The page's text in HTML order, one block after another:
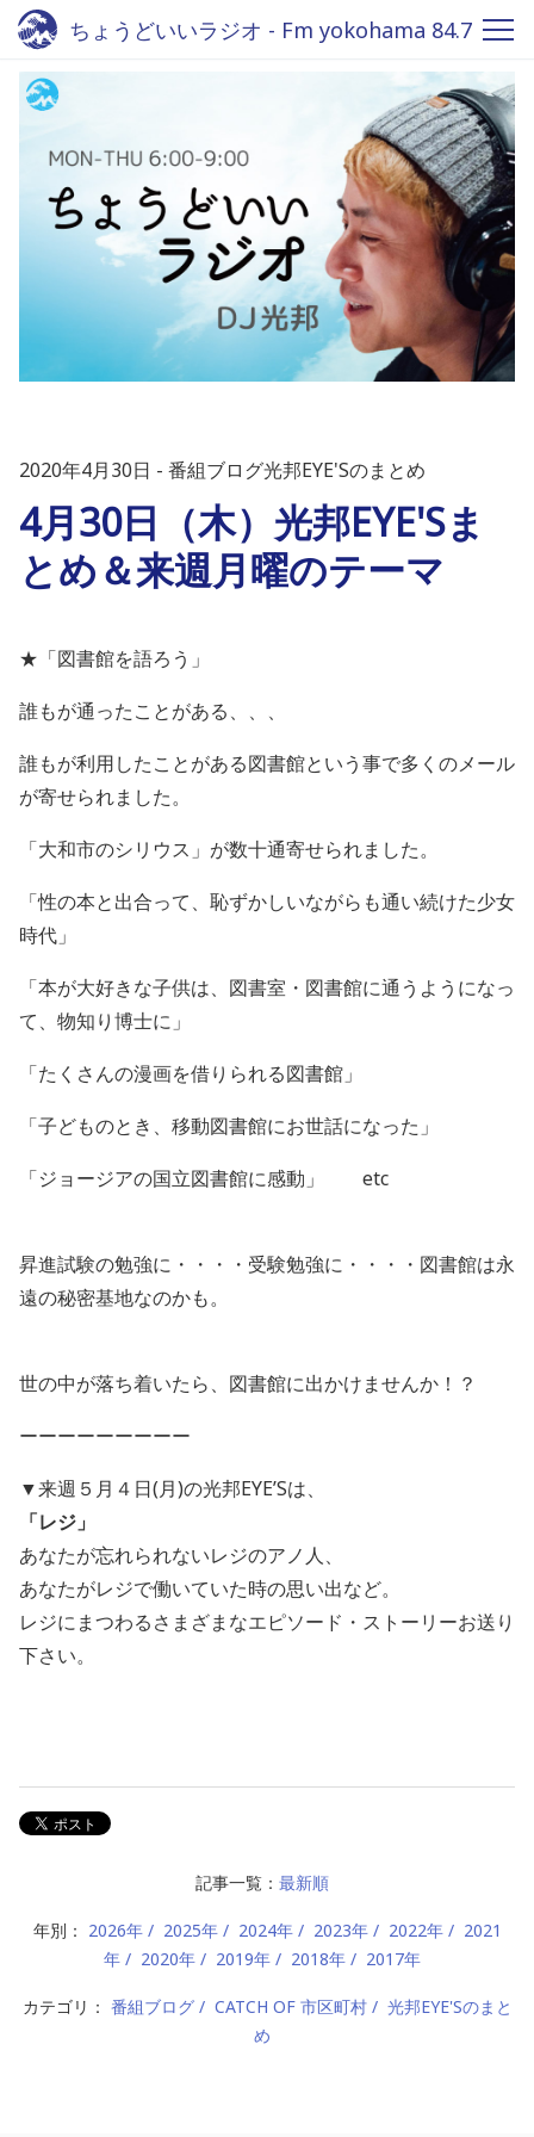
ちょうどいいラジオ - Fm yokohama 84.7
2020年4月30日 番組ブログ光邦EYE'Sのまとめ
4月30日（木）光邦EYE'Sま
とめ＆来週月曜のテーマ
★「図書館を語ろう」
誰もが通ったことがある、、、
誰もが利用したことがある図書館という事で多くのメール
が寄せられました。
「大和市のシリウス」が数十通寄せられました。
「性の本と出合って、恥ずかしいながらも通い続けた少女
時代」
「本が大好きな子供は、図書室・図書館に通うようになっ
て、物知り博士に」
「たくさんの漫画を借りられる図書館」
「子どものとき、移動図書館にお世話になった」
「ジョージアの国立図書館に感動」 etc
昇進試験の勉強に・・・・受験勉強に・・・・図書館は永
遠の秘密基地なのかも。
世の中が落ち着いたら、図書館に出かけませんか！？
ーーーーーーーーー
▼来週５月４日(月)の光邦EYE’Sは、
「レジ」
あなたが忘れられないレジのアノ人、
あなたがレジで働いていた時の思い出など。
レジにまつわるさまざまなエピソード・ストーリーお送り
下さい。
記事一覧： 最新順
年別： 2026年 2025年 2024年 2023年 2022年
2021
年
2020年 2019年 2018年 2017年
カテゴリ： 番組ブログ CATCH OF 市区町村
光邦EYE'Sのまと
め